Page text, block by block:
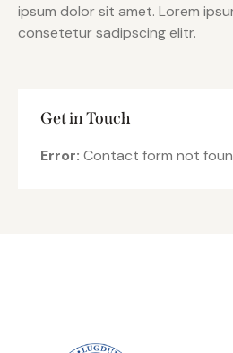
ipsum dolor sit amet. Lorem
consetetur sadipscing elitr.
Get in Touch
Error: Contact form not